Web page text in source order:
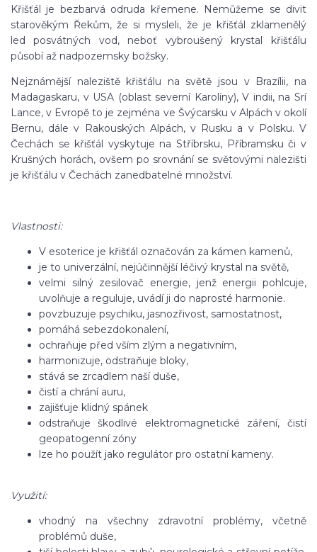
Křišťál je bezbarvá odruda křemene. Nemůžeme se divit
starověkým Řekům, že si mysleli, že je křišťál zklamenělý
led posvátných vod, neboť vybroušený krystal křišťálu
působí až nadpozemsky božsky.
Nejznámější naleziště křišťálu na světě jsou v Brazílii, na
Madagaskaru, v USA (oblast severní Karolíny), V indii, na Srí
Lance, v Evropě to je zejména ve Švýcarsku v Alpách v okolí
Bernu, dále v Rakouských Alpách, v Rusku a v Polsku. V
Čechách se křišťál vyskytuje na Stříbrsku, Příbramsku či v
Krušných horách, ovšem po srovnání se světovými nalezišti
je křišťálu v Čechách zanedbatelné množství.
Vlastnosti:
V esoterice je křišťál označován za kámen kamenů,
je to univerzální, nejúčinnější léčivý krystal na světě,
velmi silný zesilovač energie, jenž energii pohlcuje,
uvolňuje a reguluje, uvádí ji do naprosté harmonie.
povzbuzuje psychiku, jasnozřivost, samostatnost,
pomáhá sebezdokonalení,
ochraňuje před vším zlým a negativním,
harmonizuje, odstraňuje bloky,
stává se zrcadlem naší duše,
čistí a chrání auru,
zajišťuje klidný spánek
odstraňuje škodlivé elektromagnetické záření, čistí
geopatogenní zóny
lze ho použít jako regulátor pro ostatní kameny.
Využití:
vhodný na všechny zdravotní problémy, včetně
problémů duše,